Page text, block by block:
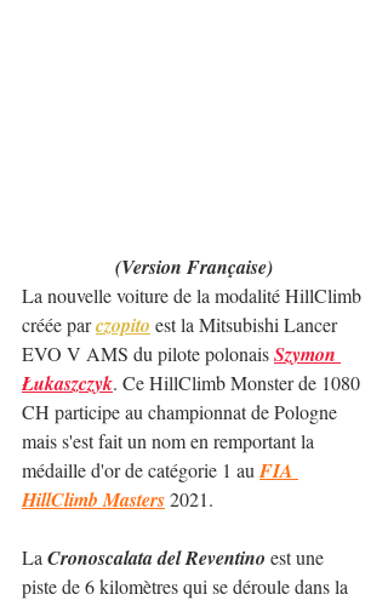
(Version Française)
La nouvelle voiture de la modalité HillClimb
créée par czopito est la Mitsubishi Lancer
EVO V AMS du pilote polonais Szymon
Łukaszczyk. Ce HillClimb Monster de 1080
CH participe au championnat de Pologne
mais s'est fait un nom en remportant la
médaille d'or de catégorie 1 au FIA
HillClimb Masters 2021.
La Cronoscalata del Reventino est une
piste de 6 kilomètres qui se déroule dans la